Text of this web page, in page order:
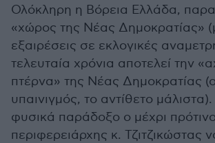
Ολόκληρη η Βόρεια Ελλάδα,
«χώρος της Νέας Δημοκρατίας»
εξαιρέσεις σε εκλογικές
τελευταία χρόνια αποτελεί την
πτέρνα» της Νέας Δημοκρατίας
υπαινιγμός, το αντίθετο μάλιστα).
φυσικά παράδοξο ο μέχρι
περιφερειάρχης κ. Τζιτζικώστας